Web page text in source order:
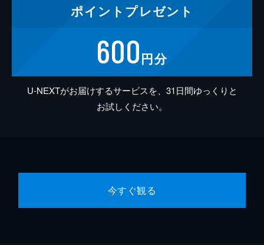
ポイント プレゼント
600円分
U-NEXTがお届けするサービスを、31日間ゆっくりと
お試しください。
今すぐ観る